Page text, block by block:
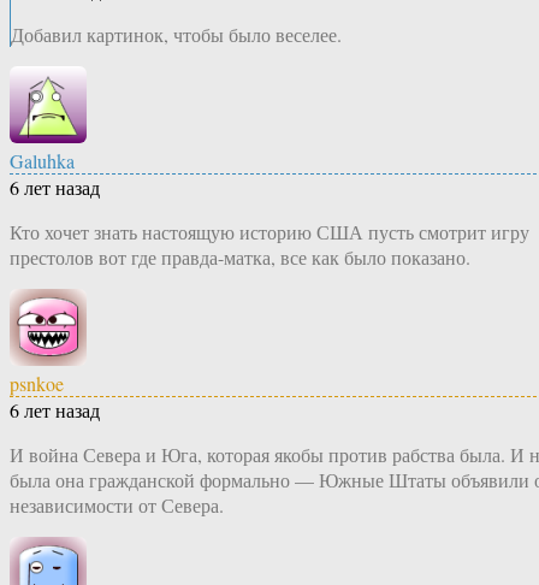
Добавил картинок, чтобы было веселее.
Galuhka
6 лет назад
Кто хочет знать настоящую историю США пусть смотрит игру
престолов вот где правда-матка, все как было показано.
psnkoe
6 лет назад
И война Севера и Юга, которая якобы против рабства была. И
была она гражданской формально — Южные Штаты объявили
независимости от Севера.